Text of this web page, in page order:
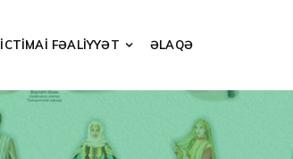
İCTİMAİ FƏALİYYƏT ƏLAQƏ